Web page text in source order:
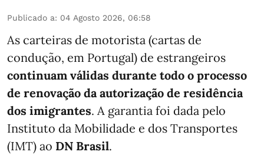
Publicado a: 04 Agosto 2026, 06:58
As carteiras de motorista (cartas de
condução, em Portugal) de estrangeiros
continuam válidas durante todo o processo
de renovação da autorização de residência
dos imigrantes. A garantia foi dada pelo
Instituto da Mobilidade e dos Transportes
(IMT) ao DN Brasil.